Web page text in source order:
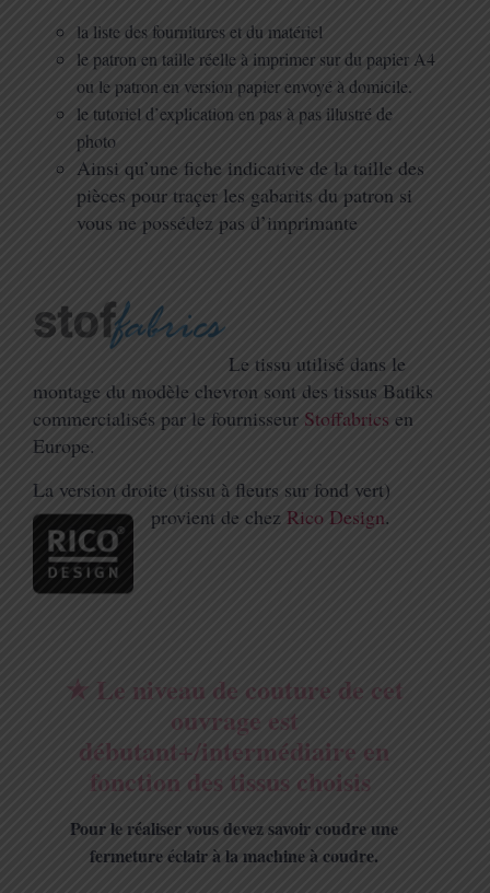
la liste des fournitures et du matériel
le patron en taille réelle à imprimer sur du papier A4
ou le patron en version papier envoyé à domicile.
le tutoriel d’explication en pas à pas illustré de
photo
Ainsi qu’une fiche indicative de la taille des
pièces pour traçer les gabarits du patron si
vous ne possédez pas d’imprimante
Le tissu utilisé dans le
montage du modèle chevron sont des tissus Batiks
commercialisés par le fournisseur Stoffabrics en
Europe.
La version droite (tissu à fleurs sur fond vert)
provient de chez Rico Design.
★ Le niveau de couture de cet
ouvrage est
débutant+/intermédiaire en
fonction des tissus choisis
Pour le réaliser vous devez savoir coudre une
fermeture éclair à la machine à coudre.